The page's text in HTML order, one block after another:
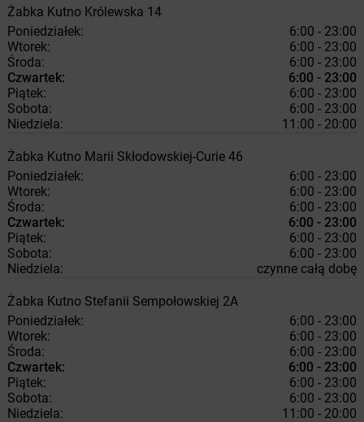
Żabka Kutno Królewska 14
Poniedziałek:
6:00 - 23:00
Wtorek:
6:00 - 23:00
Środa:
6:00 - 23:00
Czwartek:
6:00 - 23:00
Piątek:
6:00 - 23:00
Sobota:
6:00 - 23:00
Niedziela:
11:00 - 20:00
Żabka Kutno Marii Skłodowskiej-Curie 46
Poniedziałek:
6:00 - 23:00
Wtorek:
6:00 - 23:00
Środa:
6:00 - 23:00
Czwartek:
6:00 - 23:00
Piątek:
6:00 - 23:00
Sobota:
6:00 - 23:00
Niedziela:
czynne całą dobę
Żabka Kutno Stefanii Sempołowskiej 2A
Poniedziałek:
6:00 - 23:00
Wtorek:
6:00 - 23:00
Środa:
6:00 - 23:00
Czwartek:
6:00 - 23:00
Piątek:
6:00 - 23:00
Sobota:
6:00 - 23:00
Niedziela:
11:00 - 20:00